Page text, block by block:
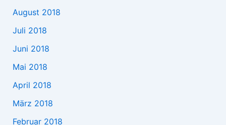
August 2018
Juli 2018
Juni 2018
Mai 2018
April 2018
März 2018
Februar 2018